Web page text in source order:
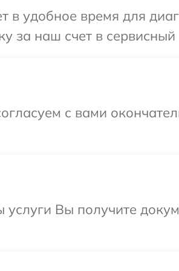
удобное время для
за наш счет в сервисный
с вами
Вы получите